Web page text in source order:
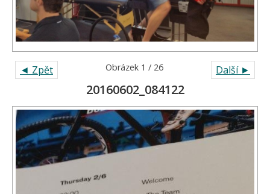
◄ Zpět Další ►
Obrázek 1 / 26
20160602_084122